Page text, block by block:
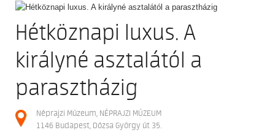
Hétköznapi luxus. A
királyné asztalától a
parasztházig
Néprajzi Múzeum, NÉPRAJZI MÚZEUM
1146 Budapest, Dózsa György út 35.